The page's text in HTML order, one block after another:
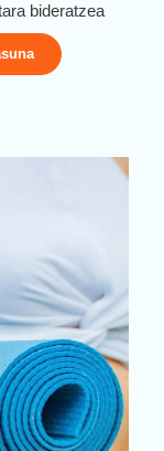
bideratzea